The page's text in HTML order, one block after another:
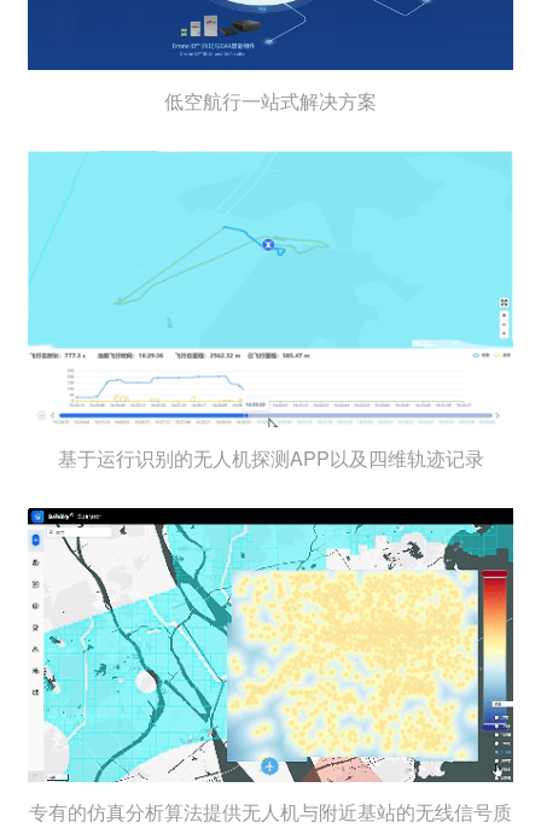
低空航行一站式解决方案
基于运行识别的无人机探测APP以及四维轨迹记录
专有的仿真分析算法提供无人机与附近基站的无线信号质